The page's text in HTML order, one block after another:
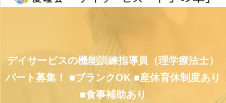
デイサービスの機能訓練指導員（理学療法士）
パート募集！
■ブランクOK ■産休育休制度あり
■食事補助あり